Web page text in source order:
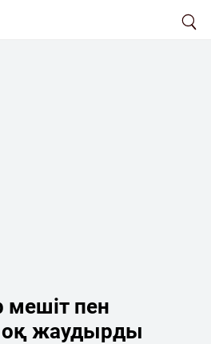
пен
оқ жаудырды